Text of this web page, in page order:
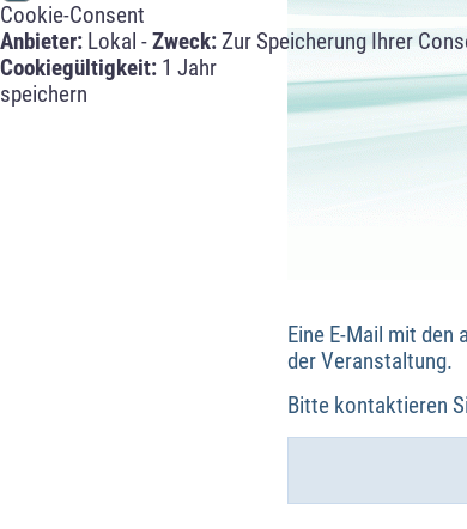
Cookie-Consent
Anbieter: Lokal -Zweck:Zur Speicherung Ihrer
Cookiegültigkeit: 1 Jahr
speichern
Eine E-Mail mit
der Veranstaltung.
Bitte kontaktieren